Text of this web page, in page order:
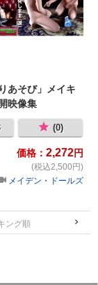
あそび」メイキ
映像集
(0)
価格： 2,272円
(税込2,500円)
メイデン・ドールズ